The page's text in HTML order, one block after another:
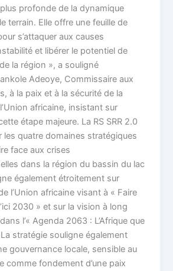
profonde de la dynamique
terrain. Elle offre une feuille de
s’attaquer aux causes
et libérer le potentiel de
la région », a souligné
Adeoye, Commissaire aux
à la paix et à la sécurité de la
africaine, insistant sur
étape majeure. La RS SRR 2.0
les quatre domaines stratégiques
face aux crises
dans la région du bassin du lac
également étroitement sur
l’Union africaine visant à « Faire
2030 » et sur la vision à long
l’« Agenda 2063 : L’Afrique que
stratégie souligne également
gouvernance locale, sensible au
comme fondement d’une paix